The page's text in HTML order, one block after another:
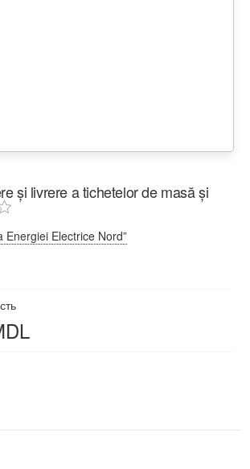
și livrere a tichetelor de masă și
Energiei Electrice Nord”